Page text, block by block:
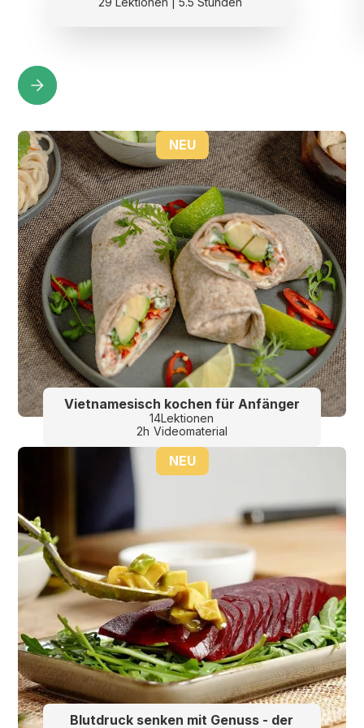
Bratnudeln mit Weisskohl und Sprossen 23
Döppekuchen mit Zwiebeln 26
Klein und leicht
Tatar aus Karotten 29
Schnelle Falafel mit Minze-Dip 30
Vollkorn-Wrap mit Feldsalat und Röstzwiebeln 31
Tapas: Pimientos de Padron 32
Tapas: Backpflaumen im «Speckmantel» 33
Tapas: Gefüllte Zucchiniblüten 34
Etwas Süsses
Mango-Sorbet 36
Lavaküchlein mit flüssigem Schokokern 38
NEU
Vietnamesisch kochen für Anfänger
14Lektionen
2h Videomaterial
NEU
Blutdruck senken mit Genuss - der